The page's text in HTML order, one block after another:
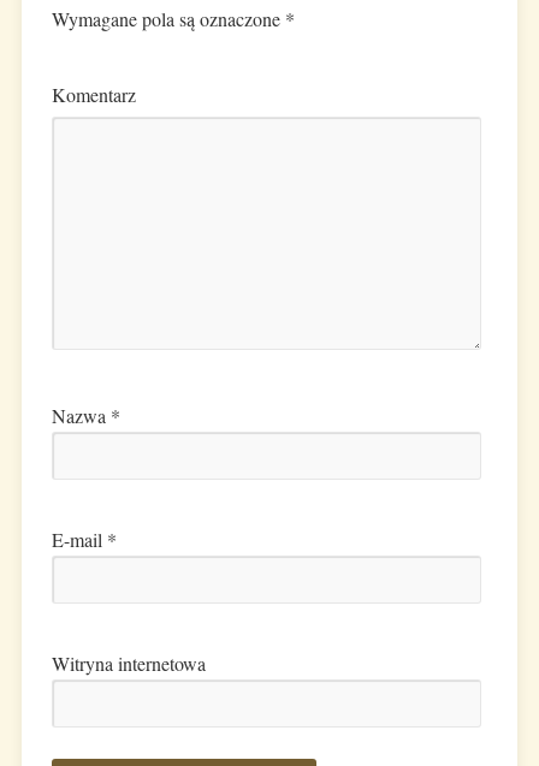
Wymagane pola są oznaczone *
Komentarz
Nazwa *
E-mail *
Witryna internetowa